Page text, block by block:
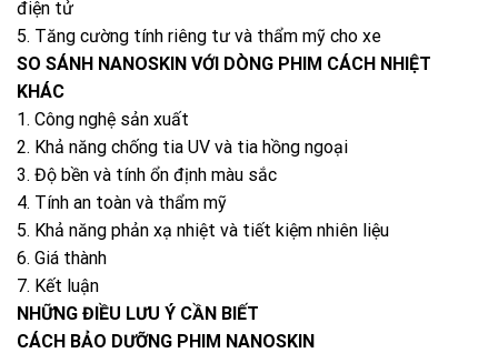
điện tử
5. Tăng cường tính riêng tư và thẩm mỹ cho xe
SO SÁNH NANOSKIN VỚI DÒNG PHIM CÁCH NHIỆT
KHÁC
1. Công nghệ sản xuất
2. Khả năng chống tia UV và tia hồng ngoại
3. Độ bền và tính ổn định màu sắc
4. Tính an toàn và thẩm mỹ
5. Khả năng phản xạ nhiệt và tiết kiệm nhiên liệu
6. Giá thành
7. Kết luận
NHỮNG ĐIỀU LƯU Ý CẦN BIẾT
CÁCH BẢO DƯỠNG PHIM NANOSKIN